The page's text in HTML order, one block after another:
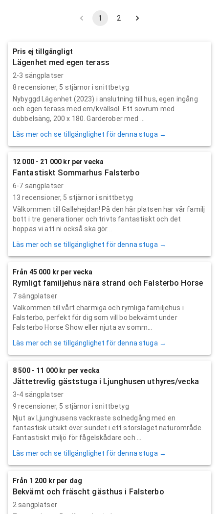
1 2
Pris ej tillgängligt
Lägenhet med egen terass
2-3 sängplatser
8 recensioner, 5 stjärnor i snittbetyg
Nybyggd Lägenhet (2023) i anslutning till hus, egen ingång
och egen terass med em/kvällsol. Ett sovrum med
dubbelsäng, 200 x 180. Garderober med ...
Läs mer och se tillgänglighet för denna stuga →
12 000 - 21 000 kr per vecka
Fantastiskt Sommarhus Falsterbo
6-7 sängplatser
13 recensioner, 5 stjärnor i snittbetyg
Välkommen till Gallehejdan! På den här platsen har vår familj
bott i tre generationer och trivts fantastiskt och det
hoppas vi att ni också ska gör...
Läs mer och se tillgänglighet för denna stuga →
Från 45 000 kr per vecka
Rymligt familjehus nära strand och Falsterbo Horse
7 sängplatser
Välkommen till vårt charmiga och rymliga familjehus i
Falsterbo, perfekt för dig som vill bo bekvämt under
Falsterbo Horse Show eller njuta av somm...
Läs mer och se tillgänglighet för denna stuga →
8 500 - 11 000 kr per vecka
Jättetrevlig gäststuga i Ljunghusen uthyres/vecka
3-4 sängplatser
9 recensioner, 5 stjärnor i snittbetyg
Njut av Ljunghusens vackraste solnedgång med en
fantastisk utsikt över sundet i ett storslaget naturområde.
Fantastiskt miljö för fågelskådare och ...
Läs mer och se tillgänglighet för denna stuga →
Från 1 200 kr per dag
Bekvämt och fräscht gästhus i Falsterbo
2 sängplatser